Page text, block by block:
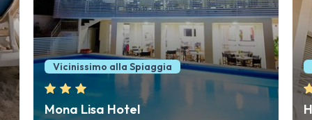
Posizione centrale
Hotel Diamante